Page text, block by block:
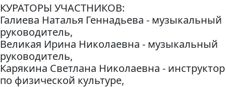
КУРАТОРЫ УЧАСТНИКОВ:
Галиева Наталья Геннадьева - музыкальный
руководитель,
Великая Ирина Николаевна - музыкальный
руководитель,
Карякина Светлана Николаевна - инструктор
по физической культуре,